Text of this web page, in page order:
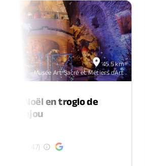
45.5 km
Musée Art Sacré et Métiers d'Art
de Noël en troglo de
en-Anjou
(47)